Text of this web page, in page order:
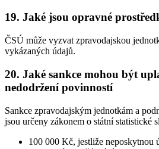
19. Jaké jsou opravné
ČSÚ může vyzvat zpravodajskou
vykázaných údajů.
20. Jaké sankce mohou být
nedodržení povinností
Sankce zpravodajským jednotkám a
jsou určeny zákonem o státní statistické
100 000 Kč, jestliže neposkytnou